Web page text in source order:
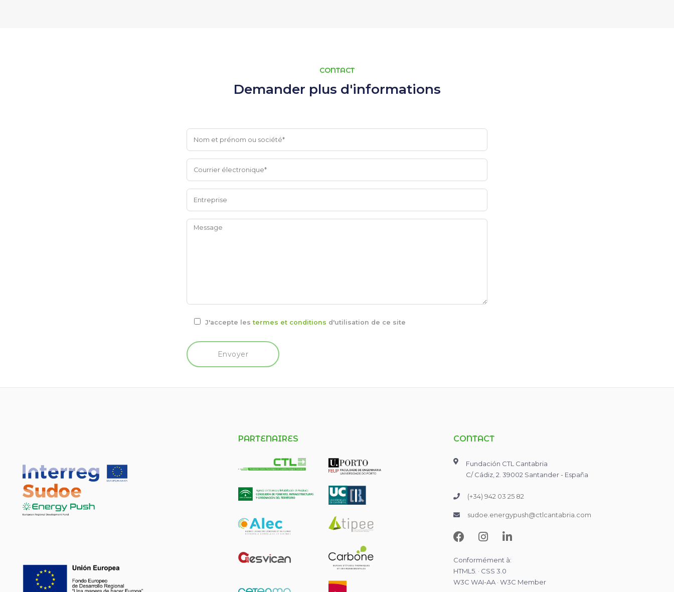
CONTACT
Demander plus d'informations
J'accepte lestermes et conditions d'utilisation de ce site
PARTENAIRES CONTACT
Fundación CTL Cantabria
C/ Cádiz, 2. 39002 Santander - España
(+34) 942 03 25 82
sudoe.energypush@ctlcantabria.com
Conformément à:
HTML5. · CSS 3.0
W3C WAI-AA · W3C Member